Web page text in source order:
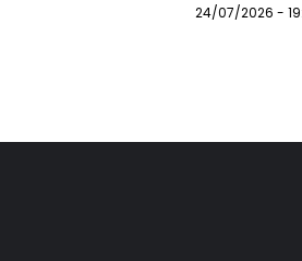
24/07/2026 -